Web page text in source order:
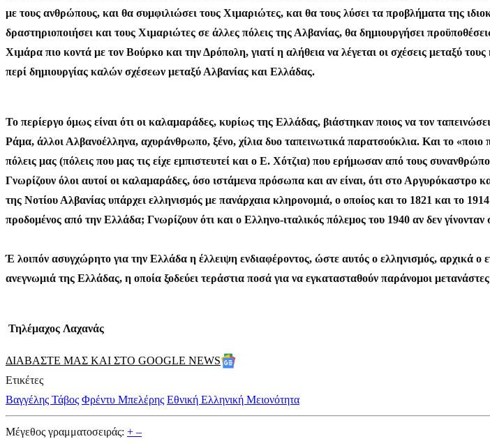
με τους ανθρώπους, και θα συμφιλιώσει τους Χιμαριώτες, και θα τους λύσει τα προβλήματα της
δραστηριοποιήσει και τους Χιμαριώτες σε άλλες πόλεις της Αλβανίας, θα δημιουργήσει
Χιμάρα πιο κοντά με τον Βούρκο και την Δρόπολη, γιατί η αλήθεια να λέγεται οι σχέσεις μεταξύ
περί δημιουργίας καλών σχέσεων μεταξύ Αλβανίας και Ελλάδας.
Το περίεργο όμως είναι ότι οι καλαμαράδες, κυρίως της Ελλάδας, βιάστηκαν ποιος να τον
Ράμα, άλλοι Αλβανοέλληνα, αχυράνθρωπο, ξένο, χίλια δυο ταπεινωτικά παρατσούκλια. Και το «ποιο
πόλεις μας (πόλεις που μας τις είχε εμπιστευτεί και ο Ε. Χότζια) που ερήμωσαν από τους
Γνωρίζουν όλοι αυτοί οι καλαμαράδες, όσο ιστάμενα πρόσωπα και αν είναι, ότι στο
της Νοτίου Αλβανίας υπάρχει ελληνισμός με πανάρχαια κληρονομιά, ο οποίος και το 1821 και το
προδομένος από την Ελλάδα; Γνωρίζουν ότι και ο Ελληνο-ιταλικός πόλεμος του 1940 αν δεν γίνονταν
Έ λοιπόν ασυγχώρητο για την Ελλάδα η έλλειψη ενδιαφέροντος, ώστε αυτός ο ελληνισμός, αρχικά ο
ανεγνωμιά της Ελλάδας, η οποία ξοδεύει τεράστια ποσά για να εγκατασταθούν παράνομοι
Τηλέμαχος Λαχανάς
ΔΙΑΒΑΣΤΕ ΜΑΣ ΚΑΙ ΣΤΟ GOOGLE NEWS
Ετικέτες
Βαγγέλης Τάβος Φρέντυ Μπελέρης Εθνική Ελληνική Μειονότητα
Μέγεθος γραμματοσειράς: + –